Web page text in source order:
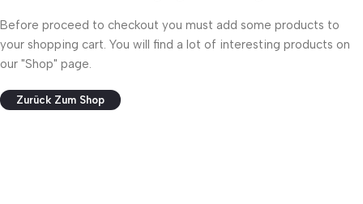
Before proceed to checkout you must add some products to
your shopping cart. You will find a lot of interesting products on
our "Shop" page.
Zurück Zum Shop